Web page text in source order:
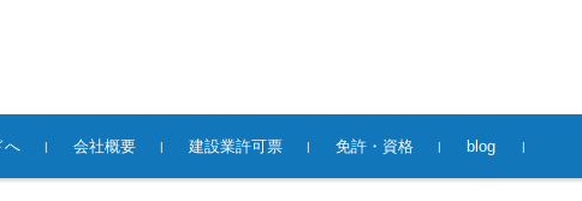
へ
会社概要 建設業許可票 免許・資格 blog